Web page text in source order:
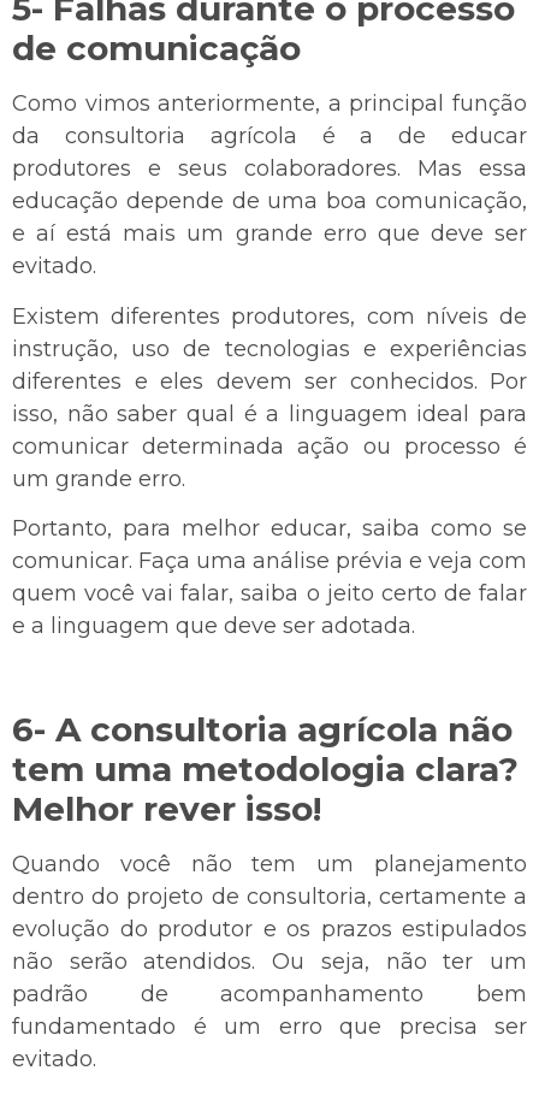
5- Falhas durante o processo
de comunicação
Como vimos anteriormente, a principal função
da consultoria agrícola é a de educar
produtores e seus colaboradores. Mas essa
educação depende de uma boa comunicação,
e aí está mais um grande erro que deve ser
evitado.
Existem diferentes produtores, com níveis de
instrução, uso de tecnologias e experiências
diferentes e eles devem ser conhecidos. Por
isso, não saber qual é a linguagem ideal para
comunicar determinada ação ou processo é
um grande erro.
Portanto, para melhor educar, saiba como se
comunicar. Faça uma análise prévia e veja com
quem você vai falar, saiba o jeito certo de falar
e a linguagem que deve ser adotada.
6- A consultoria agrícola não
tem uma metodologia clara?
Melhor rever isso!
Quando você não tem um planejamento
dentro do projeto de consultoria, certamente a
evolução do produtor e os prazos estipulados
não serão atendidos. Ou seja, não ter um
padrão de acompanhamento bem
fundamentado é um erro que precisa ser
evitado.